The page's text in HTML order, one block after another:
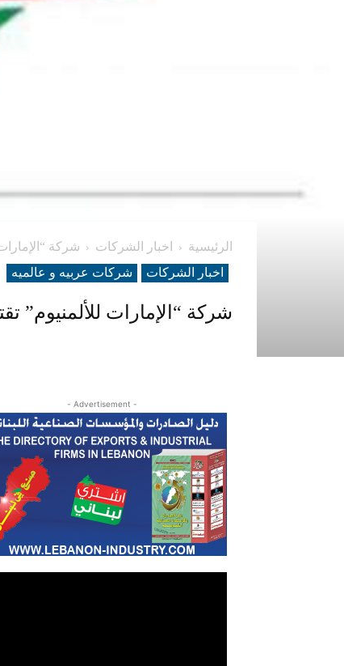
الرئيسية اخبار الشركات
شركة
اخبار الشركات
شرکات عربیه و عالمیه
شركة “الإمارات للألمنيوم”
- Advertisement -